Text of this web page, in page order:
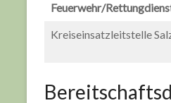
Feuerwehr/
Kreiseinsatzleitstelle